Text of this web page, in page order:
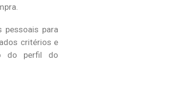
pessoais para
critérios e
do perfil do